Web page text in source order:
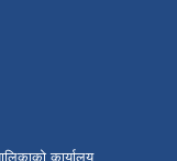
कार्यालय